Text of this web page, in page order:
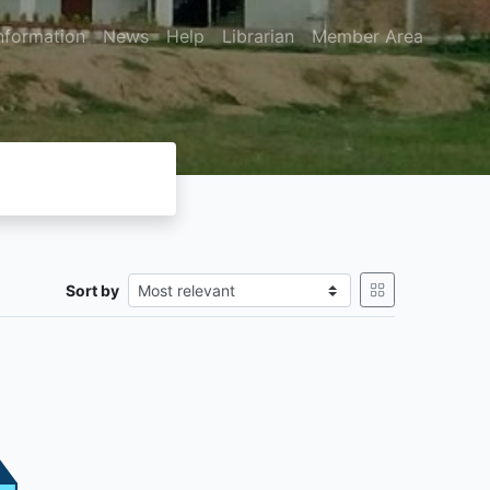
News Help Librarian Member Area
Sort by